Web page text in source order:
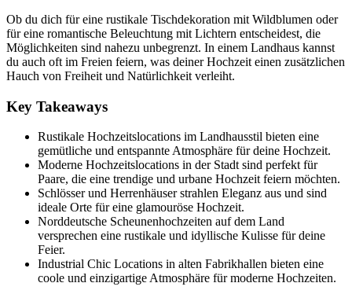
Ob du dich für eine rustikale Tischdekoration mit Wildblumen oder
für eine romantische Beleuchtung mit Lichtern entscheidest, die
Möglichkeiten sind nahezu unbegrenzt. In einem Landhaus kannst
du auch oft im Freien feiern, was deiner Hochzeit einen zusätzlichen
Hauch von Freiheit und Natürlichkeit verleiht.
Key Takeaways
Rustikale Hochzeitslocations im Landhausstil bieten eine
gemütliche und entspannte Atmosphäre für deine Hochzeit.
Moderne Hochzeitslocations in der Stadt sind perfekt für
Paare, die eine trendige und urbane Hochzeit feiern möchten.
Schlösser und Herrenhäuser strahlen Eleganz aus und sind
ideale Orte für eine glamouröse Hochzeit.
Norddeutsche Scheunenhochzeiten auf dem Land
versprechen eine rustikale und idyllische Kulisse für deine
Feier.
Industrial Chic Locations in alten Fabrikhallen bieten eine
coole und einzigartige Atmosphäre für moderne Hochzeiten.